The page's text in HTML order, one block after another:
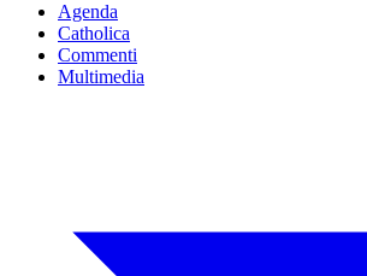
Agenda
Catholica
Commenti
Multimedia